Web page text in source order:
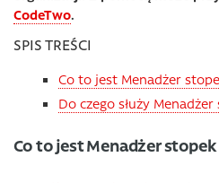
CodeTwo.
SPIS TREŚCI
Co to jest Menadżer
Do czego służy
Co to jest Menadżer